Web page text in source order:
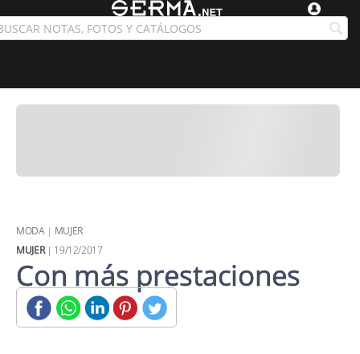
MODA| MUJER
MUJER| 19/12/2017
Con más prestaciones